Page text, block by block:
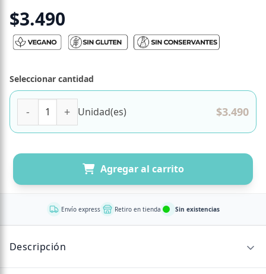
$3.490
Seleccionar cantidad
Unidad(es) $3.490
Agregar al carrito
Envío express Retiro en tienda Sin existencias
Descripción